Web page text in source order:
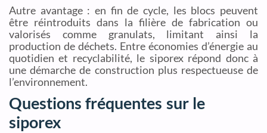
Autre avantage : en fin de cycle, les blocs peuvent
être réintroduits dans la filière de fabrication ou
valorisés comme granulats, limitant ainsi la
production de déchets. Entre économies d’énergie au
quotidien et recyclabilité, le siporex répond donc à
une démarche de construction plus respectueuse de
l’environnement.
Questions fréquentes sur le
siporex